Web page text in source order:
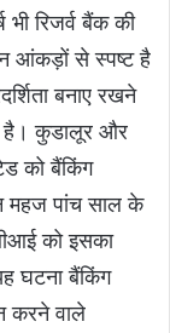
रिजर्व बैंक की
आंकड़ों से स्पष्ट है
बनाए रखने
है। कुडालूर और
को बैंकिंग
महज पांच साल के
को इसका
घटना बैंकिंग
करने वाले